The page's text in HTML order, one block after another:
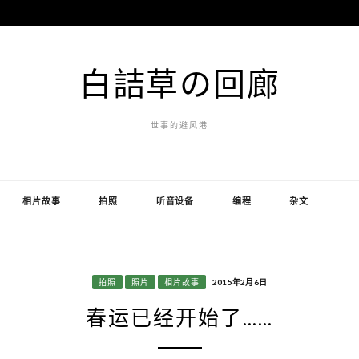
白詰草の回廊
世事的避风港
相片故事 拍照 听音设备 编程 杂文
拍照 照片 相片故事 2015年2月6日
春运已经开始了……